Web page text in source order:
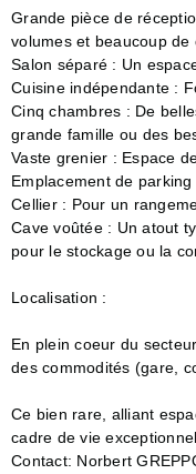
Grande pièce de
volumes et beaucoup de
Salon séparé : Un
Cuisine indépendante :
Cinq chambres : De
grande famille ou des
Vaste grenier : Espace
Emplacement de
Cellier : Pour un
Cave voûtée : Un atout
pour le stockage ou la
Localisation :
En plein coeur du
des commodités (gare,
Ce bien rare, alliant
cadre de vie
Contact: Norbert